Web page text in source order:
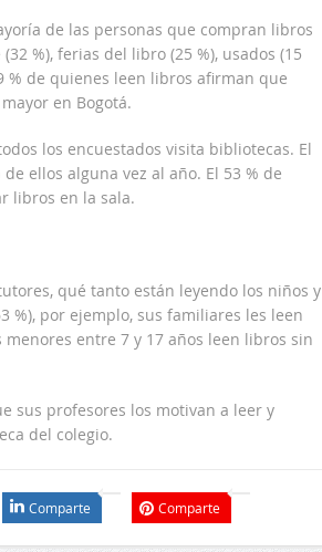
de las personas que compran libros
%), ferias del libro (25 %), usados (15
% de quienes leen libros afirman que
en Bogotá.
los encuestados visita bibliotecas. El
ellos alguna vez al año. El 53 % de
libros en la sala.
qué tanto están leyendo los niños y
%), por ejemplo, sus familiares les leen
entre 7 y 17 años leen libros sin
sus profesores los motivan a leer y
del colegio.
Comparte Comparte